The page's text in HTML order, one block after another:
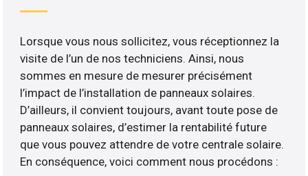
Lorsque vous nous sollicitez, vous réceptionnez la
visite de l’un de nos techniciens. Ainsi, nous
sommes en mesure de mesurer précisément
l’impact de l’installation de panneaux solaires.
D’ailleurs, il convient toujours, avant toute pose de
panneaux solaires, d’estimer la rentabilité future
que vous pouvez attendre de votre centrale solaire.
En conséquence, voici comment nous procédons :